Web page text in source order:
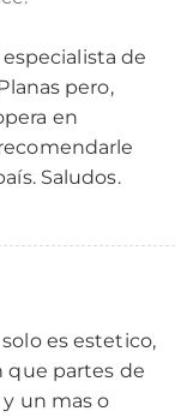
especialista de
pero,
en
Saludos.
es estetico,
que partes de
un mas o